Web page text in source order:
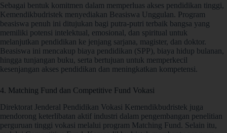
Sebagai bentuk komitmen dalam memperluas akses pendidikan tinggi,
Kemendikbudristek menyediakan Beasiswa Unggulan. Program
beasiswa penuh ini ditujukan bagi putra-putri terbaik bangsa yang
memiliki potensi intelektual, emosional, dan spiritual untuk
melanjutkan pendidikan ke jenjang sarjana, magister, dan doktor.
Beasiswa ini mencakup biaya pendidikan (SPP), biaya hidup bulanan,
hingga tunjangan buku, serta bertujuan untuk memperkecil
kesenjangan akses pendidikan dan meningkatkan kompetensi.
4. Matching Fund dan Competitive Fund Vokasi
Direktorat Jenderal Pendidikan Vokasi Kemendikbudristek juga
mendorong keterlibatan aktif industri dalam pengembangan penelitian
perguruan tinggi vokasi melalui program Matching Fund. Selain itu,